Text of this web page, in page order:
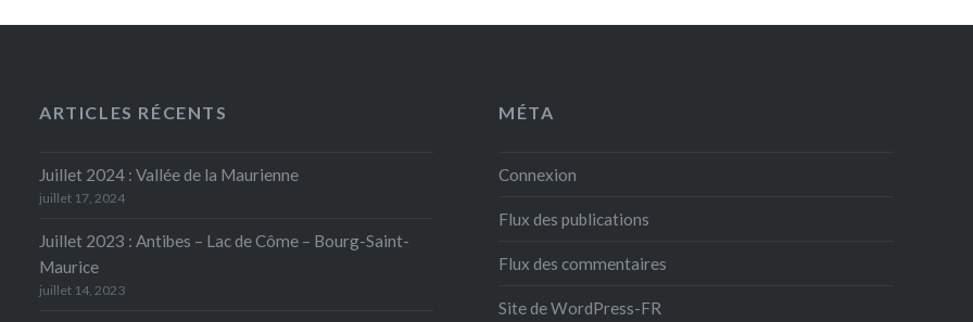
ARTICLES RÉCENTS
Juillet 2024 : Vallée de la Maurienne
juillet 17, 2024
Juillet 2023 : Antibes – Lac de Côme – Bourg-Saint-
Maurice
juillet 14, 2023
MÉTA
Connexion
Flux des publications
Flux des commentaires
Site de WordPress-FR